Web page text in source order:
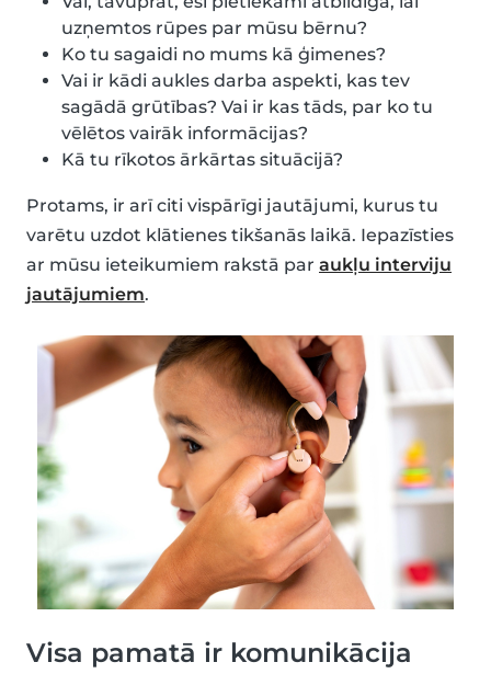
uzņemtos rūpes par mūsu bērnu?
Ko tu sagaidi no mums kā ģimenes?
Vai ir kādi aukles darba aspekti, kas tev
sagādā grūtības? Vai ir kas tāds, par ko tu
vēlētos vairāk informācijas?
Kā tu rīkotos ārkārtas situācijā?
Protams, ir arī citi vispārīgi jautājumi, kurus tu
varētu uzdot klātienes tikšanās laikā. Iepazīsties
ar mūsu ieteikumiem rakstā par aukļu interviju
jautājumiem.
Visa pamatā ir komunikācija